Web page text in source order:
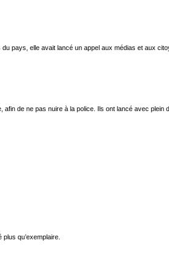
pays, elle avait lancé un appel aux médias et aux
de ne pas nuire à la police. Ils ont lancé avec plein
qu’exemplaire.